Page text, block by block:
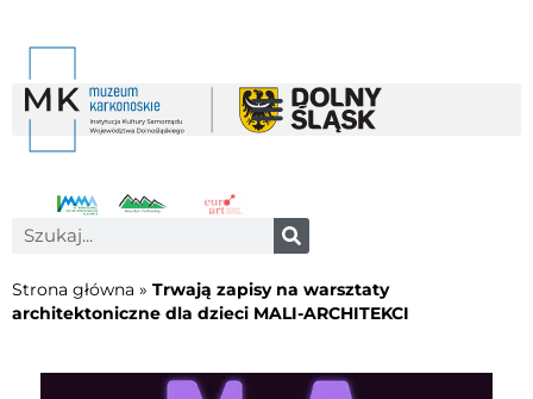
Strona główna » Trwają zapisy na warsztaty
architektoniczne dla dzieci MALI-ARCHITEKCI